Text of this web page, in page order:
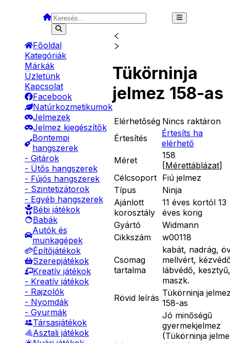
Főoldal
Kategóriák
Márkák
Üzletünk
Kapcsolat
Facebook
Natúrkozmetikumok
Jelmezek
Jelmez kiegészítők
Bontempi
hangszerek
- Gitárok
- Ütős hangszerek
- Fújós hangszerek
- Szintetizátorok
- Egyéb hangszerek
Bébi játékok
Babák
Autók és
munkagépek
Építőjátékok
Szerepjátékok
Kreatív játékok
- Kreatív játékok
- Rajzolók
- Nyomdák
- Gyurmák
Társasjátékok
Asztali játékok
Tükörninja
jelmez 158-as
Elérhetőség Nincs raktáron
Értesítés
Értesíts ha
elérhető
Méret
158
[Mérettáblázat]
Célcsoport Fiú jelmez
Típus
Ninja
Ajánlott
korosztály
11 éves kortól 13
éves korig
Gyártó
Widmann
Cikkszám
w00118
Csomag
tartalma
kabát, nadrág,
mellvért,
lábvédő, kesztyű,
maszk.
Rövid leírás Tükörninja
158-as
Jó minőségű
gyermekjelmez
(Tükörninja